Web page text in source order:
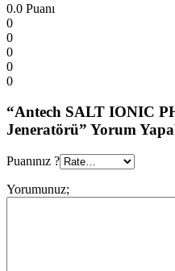
0.0 Puanı
0
0
0
0
0
“Antech SALT IONIC
Jeneratörü” Yorum
Puanınız ?
Yorumunuz;